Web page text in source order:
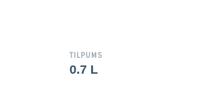
TILPUMS
0.7 L